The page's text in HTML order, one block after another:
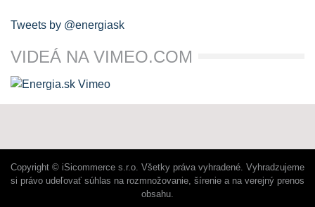
Tweets by @energiask
VIDEÁ NA VIMEO.COM
Copyright © iSicommerce s.r.o. Všetky práva vyhradené. Vyhradzujeme
si právo udeľovať súhlas na rozmnožovanie, šírenie a na verejný prenos
obsahu.